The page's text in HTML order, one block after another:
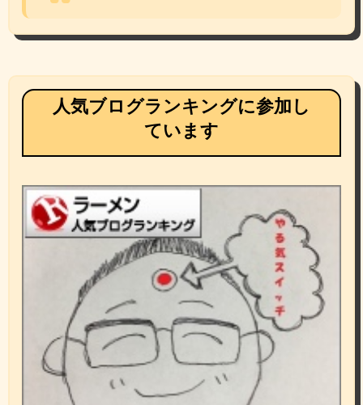
人気ブログランキングに参加し
ています